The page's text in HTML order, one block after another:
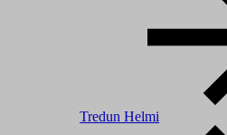
Tredun Helmi